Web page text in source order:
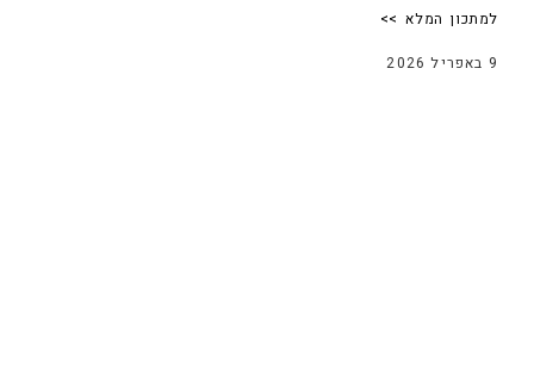
למתכון המלא >>
9 באפריל 2026